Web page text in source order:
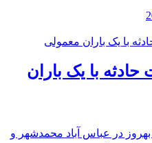
با یک باران